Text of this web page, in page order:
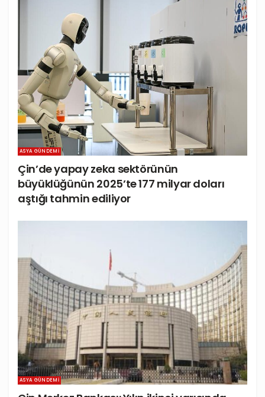
ASYA GÜNDEMI
Çin’de yapay zeka sektörünün
büyüklüğünün 2025’te 177 milyar doları
aştığı tahmin ediliyor
ASYA GÜNDEMI